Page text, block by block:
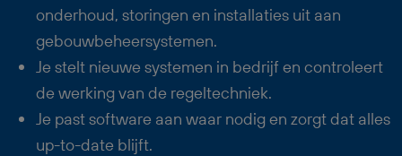
onderhoud, storingen en installaties uit aan
gebouwbeheersystemen.
Je stelt nieuwe systemen in bedrijf en controleert
de werking van de regeltechniek.
Je past software aan waar nodig en zorgt dat alles
up-to-date blijft.